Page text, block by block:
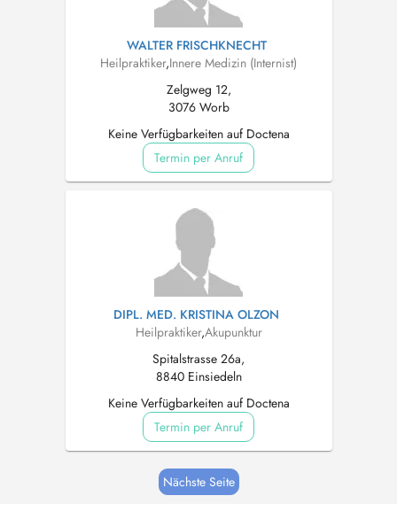
WALTER FRISCHKNECHT
Heilpraktiker,Innere Medizin (Internist)
Zelgweg 12,
3076 Worb
Keine Verfügbarkeiten auf Doctena
Termin per Anruf
DIPL. MED. KRISTINA OLZON
Heilpraktiker,Akupunktur
Spitalstrasse 26a,
8840 Einsiedeln
Keine Verfügbarkeiten auf Doctena
Termin per Anruf
Nächste Seite